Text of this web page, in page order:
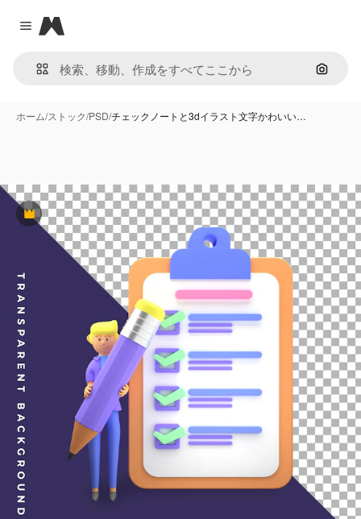
Close menu
Magnific
画像で
ホーム/ストック/PSD/チェックノートと3dイラスト文字かわいい…
Premium